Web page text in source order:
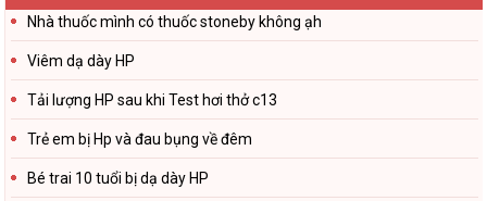
Nhà thuốc mình có thuốc stoneby không ạh
Viêm dạ dày HP
Tải lượng HP sau khi Test hơi thở c13
Trẻ em bị Hp và đau bụng về đêm
Bé trai 10 tuổi bị dạ dày HP